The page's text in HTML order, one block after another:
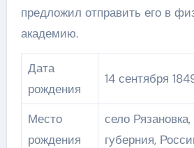
предложил отправить его в
академию.
Дата
рождения
14 сентября
Место
рождения
село
губерния,